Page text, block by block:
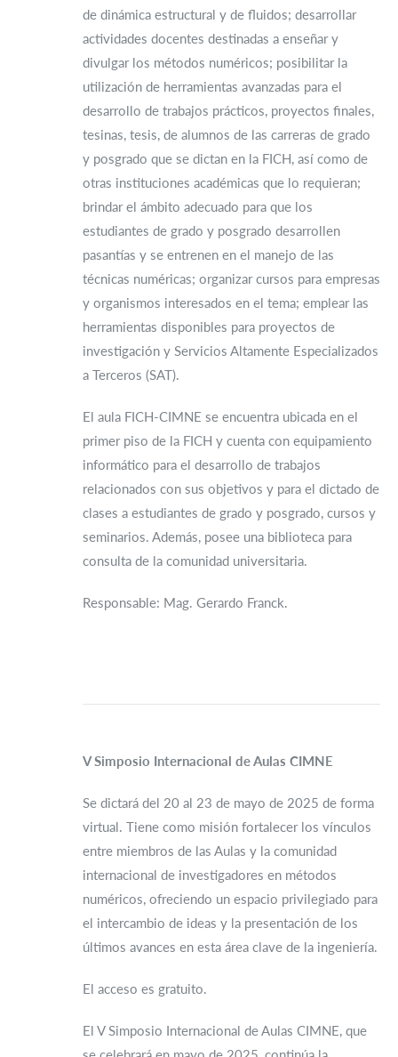
de dinámica estructural y de fluidos; desarrollar
actividades docentes destinadas a enseñar y
divulgar los métodos numéricos; posibilitar la
utilización de herramientas avanzadas para el
desarrollo de trabajos prácticos, proyectos finales,
tesinas, tesis, de alumnos de las carreras de grado
y posgrado que se dictan en la FICH, así como de
otras instituciones académicas que lo requieran;
brindar el ámbito adecuado para que los
estudiantes de grado y posgrado desarrollen
pasantías y se entrenen en el manejo de las
técnicas numéricas; organizar cursos para empresas
y organismos interesados en el tema; emplear las
herramientas disponibles para proyectos de
investigación y Servicios Altamente Especializados
a Terceros (SAT).
El aula FICH-CIMNE se encuentra ubicada en el
primer piso de la FICH y cuenta con equipamiento
informático para el desarrollo de trabajos
relacionados con sus objetivos y para el dictado de
clases a estudiantes de grado y posgrado, cursos y
seminarios. Además, posee una biblioteca para
consulta de la comunidad universitaria.
Responsable: Mag. Gerardo Franck.
V Simposio Internacional de Aulas CIMNE
Se dictará del 20 al 23 de mayo de 2025 de forma
virtual. Tiene como misión fortalecer los vínculos
entre miembros de las Aulas y la comunidad
internacional de investigadores en métodos
numéricos, ofreciendo un espacio privilegiado para
el intercambio de ideas y la presentación de los
últimos avances en esta área clave de la ingeniería.
El acceso es gratuito.
El V Simposio Internacional de Aulas CIMNE, que